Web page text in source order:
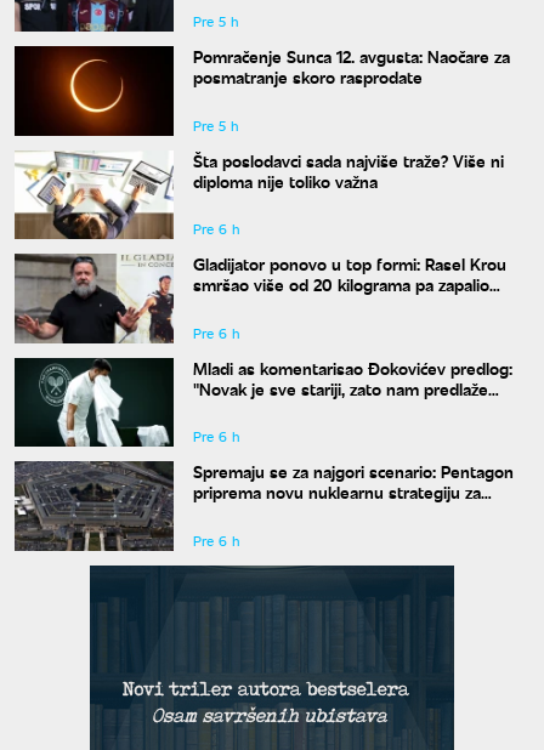
Pre 5 h
Pomračenje Sunca 12. avgusta: Naočare za
posmatranje skoro rasprodate
Pre 5 h
Šta poslodavci sada najviše traže? Više ni
diploma nije toliko važna
Pre 6 h
Gladijator ponovo u top formi: Rasel Krou
smršao više od 20 kilograma pa zapalio
Pre 6 h
Mladi as komentarisao Đokovićev predlog:
"Novak je sve stariji, zato nam predlaže
Pre 6 h
Spremaju se za najgori scenario: Pentagon
priprema novu nuklearnu strategiju za
Pre 6 h